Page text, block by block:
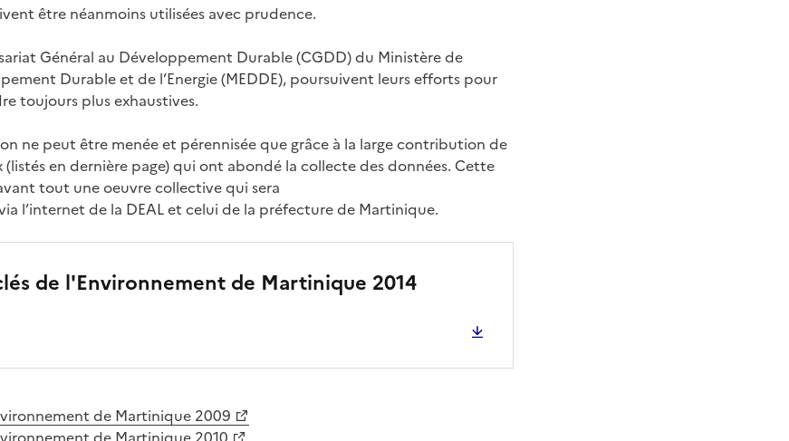
être néanmoins utilisées avec prudence.
Général au Développement Durable (CGDD) du Ministère de
Durable et de l’Energie (MEDDE), poursuivent leurs efforts pour
toujours plus exhaustives.
ne peut être menée et pérennisée que grâce à la large contribution de
(listés en dernière page) qui ont abondé la collecte des données. Cette
tout une oeuvre collective qui sera
l’internet de la DEAL et celui de la préfecture de Martinique.
de l'Environnement de Martinique 2014
de Martinique 2009